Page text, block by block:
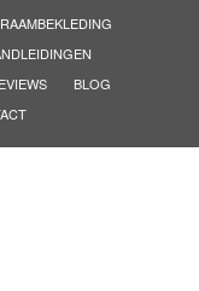
RAAMBEKLEDING
BLOG